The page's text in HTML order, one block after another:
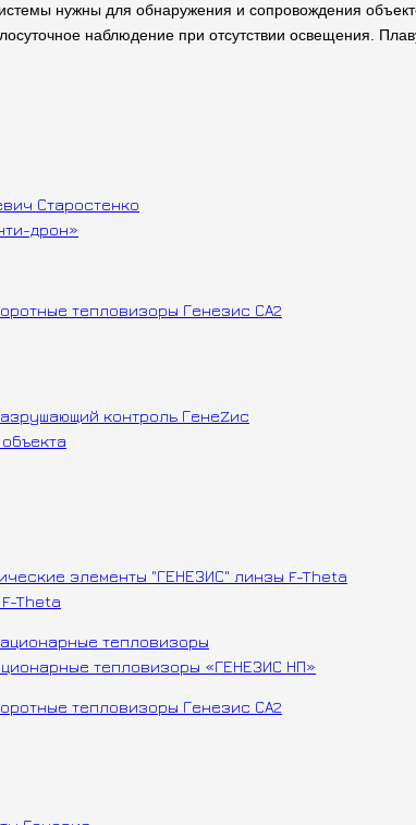
нужны для обнаружения и сопровождения
наблюдение при отсутствии освещения.
дрон»
Theta
тепловизоры «ГЕНЕЗИС НП»